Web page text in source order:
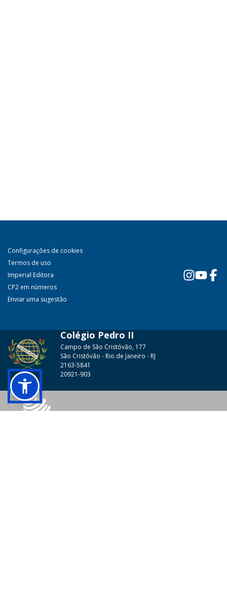
Configurações de cookies
Termos de uso
Imperial Editora
CP2 em números
Enviar uma sugestão
Colégio Pedro II
Campo de São Cristóvão, 177
São Cristóvão - Rio de Janeiro - RJ
2163-5841
20921-903